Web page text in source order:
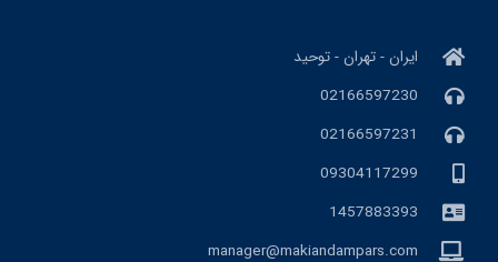
ایران - تهران - توحید
02166597230
02166597231
09304117299
1457883393
manager@makiandampars.com